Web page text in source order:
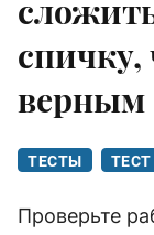
верным
ТЕСТЫ
Проверьте